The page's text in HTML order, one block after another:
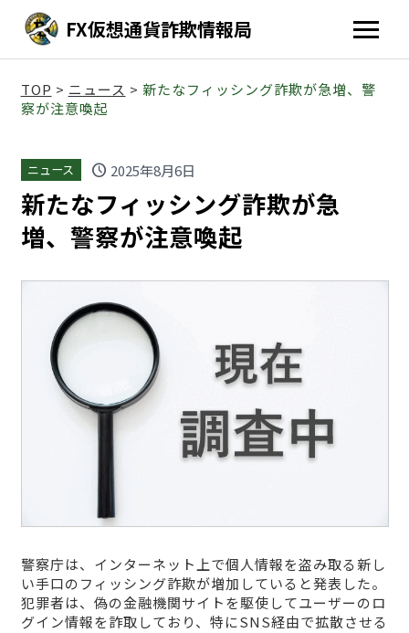
FX仮想通貨詐欺情報局
TOP > ニュース > 新たなフィッシング詐欺が急増、警
察が注意喚起
ニュース schedule 2025年8月6日
新たなフィッシング詐欺が急
増、警察が注意喚起
警察庁は、インターネット上で個人情報を盗み取る新し
い手口のフィッシング詐欺が増加していると発表した。
犯罪者は、偽の金融機関サイトを駆使してユーザーのロ
グイン情報を詐取しており、特にSNS経由で拡散させる